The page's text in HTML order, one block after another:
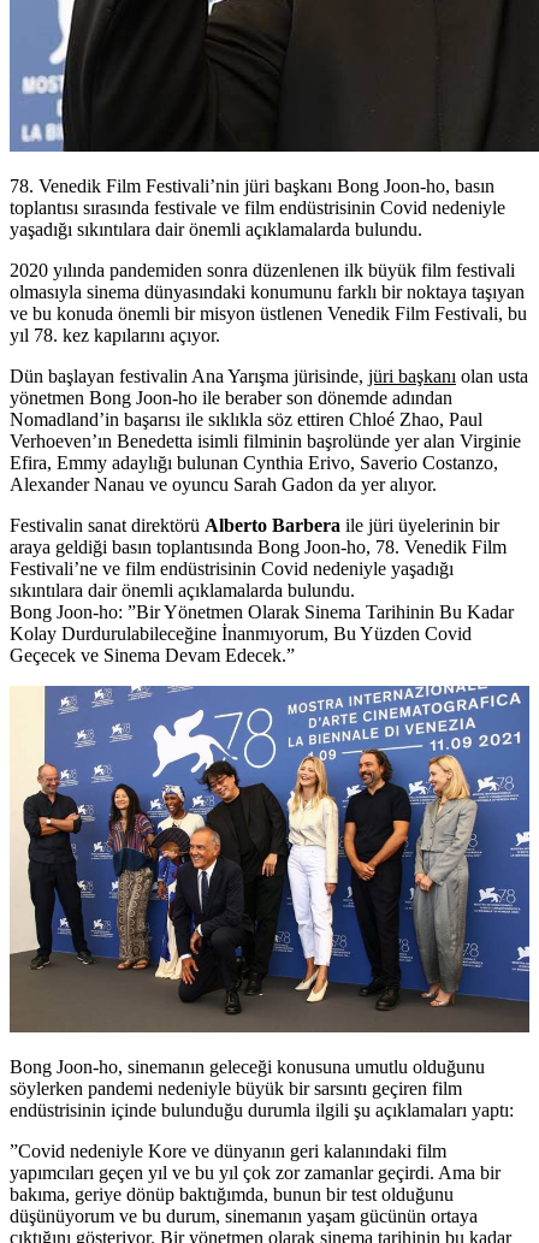
78. Venedik Film Festivali’nin jüri başkanı Bong Joon-ho, basın
toplantısı sırasında festivale ve film endüstrisinin Covid nedeniyle
yaşadığı sıkıntılara dair önemli açıklamalarda bulundu.
2020 yılında pandemiden sonra düzenlenen ilk büyük film festivali
olmasıyla sinema dünyasındaki konumunu farklı bir noktaya taşıyan
ve bu konuda önemli bir misyon üstlenen Venedik Film Festivali, bu
yıl 78. kez kapılarını açıyor.
Dün başlayan festivalin Ana Yarışma jürisinde, jüri başkanı olan usta
yönetmen Bong Joon-ho ile beraber son dönemde adından
Nomadland’in başarısı ile sıklıkla söz ettiren Chloé Zhao, Paul
Verhoeven’ın Benedetta isimli filminin başrolünde yer alan Virginie
Efira, Emmy adaylığı bulunan Cynthia Erivo, Saverio Costanzo,
Alexander Nanau ve oyuncu Sarah Gadon da yer alıyor.
Festivalin sanat direktörü Alberto Barbera ile jüri üyelerinin bir
araya geldiği basın toplantısında Bong Joon-ho, 78. Venedik Film
Festivali’ne ve film endüstrisinin Covid nedeniyle yaşadığı
sıkıntılara dair önemli açıklamalarda bulundu.
Bong Joon-ho: ”Bir Yönetmen Olarak Sinema Tarihinin Bu Kadar
Kolay Durdurulabileceğine İnanmıyorum, Bu Yüzden Covid
Geçecek ve Sinema Devam Edecek.”
Bong Joon-ho, sinemanın geleceği konusuna umutlu olduğunu
söylerken pandemi nedeniyle büyük bir sarsıntı geçiren film
endüstrisinin içinde bulunduğu durumla ilgili şu açıklamaları yaptı:
”Covid nedeniyle Kore ve dünyanın geri kalanındaki film
yapımcıları geçen yıl ve bu yıl çok zor zamanlar geçirdi. Ama bir
bakıma, geriye dönüp baktığımda, bunun bir test olduğunu
düşünüyorum ve bu durum, sinemanın yaşam gücünün ortaya
çıktığını gösteriyor. Bir yönetmen olarak sinema tarihinin bu kadar